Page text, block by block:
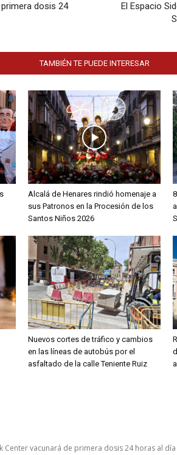
dosis 24
El Espacio
TAMBIÉN TE PUEDE INTERESAR
Alcalá de Henares rindió homenaje a
sus Patronos en la Procesión de los
Santos Niños 2026
Nuevos cortes de tráfico y cambios
en las líneas de autobús por el
asfaltado de la calle Teniente Ruiz